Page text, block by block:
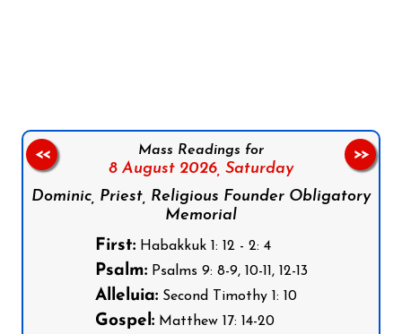
Mass Readings for
8 August 2026, Saturday
Dominic, Priest, Religious Founder Obligatory
Memorial
First:Habakkuk 1: 12 - 2: 4
Psalm:Psalms 9: 8-9, 10-11, 12-13
Alleluia:Second Timothy 1: 10
Gospel:Matthew 17: 14-20
<< >>